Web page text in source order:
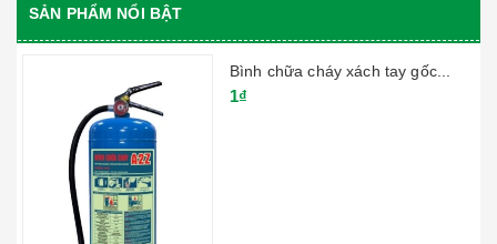
SẢN PHẨM NỔI BẬT
Bình chữa cháy xách tay gốc...
1₫